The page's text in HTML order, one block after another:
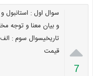

7
سوال اول : استانبول
و بیان معنا و توجه
تاریخیسوال سوم :
قیمت